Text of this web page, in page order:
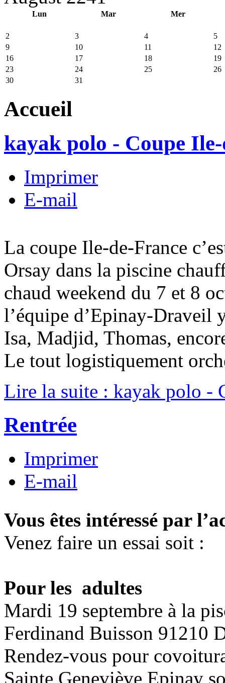
Lun Mar Mer
2 3 4
5
9
10 11
12
16
17 18
19
23
24 25
26
30
31
Accueil
kayak polo - Coupe
Imprimer
E-mail
La coupe Ile-de-France
Orsay dans la piscine
chaud weekend du 7 et 8
l’équipe d’Epinay-Draveil
Isa, Madjid, Thomas,
Le tout logistiquement
Lire la suite : kayak polo -
Rentrée
Imprimer
E-mail
Vous êtes intéressé par
Venez faire un essai soit :
Pour les adultes
Mardi 19 septembre à la
Ferdinand Buisson 91210
Rendez-vous pour
Sainte Geneviève Epinay